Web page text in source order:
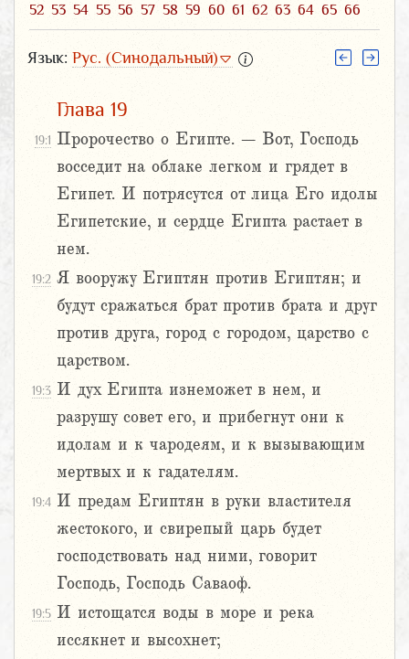
52 53 54 55 56 57 58 59 60 61 62 63 64 65 66
Язык: Рус. (Синодальный)
Глава 19
19:1 Пророчество о Египте. – Вот, Господь
восседит на облаке легком и грядет в
Египет. И потрясутся от лица Его идолы
Египетские, и сердце Египта растает в
нем.
19:2 Я вооружу Египтян против Египтян; и
будут сражаться брат против брата и друг
против друга, город с городом, царство с
царством.
19:3 И дух Египта изнеможет в нем, и
разрушу совет его, и прибегнут они к
идолам и к чародеям, и к вызывающим
мертвых и к гадателям.
19:4 И предам Египтян в руки властителя
жестокого, и свирепый царь будет
господствовать над ними, говорит
Господь, Господь Саваоф.
19:5 И истощатся воды в море и река
иссякнет и высохнет;